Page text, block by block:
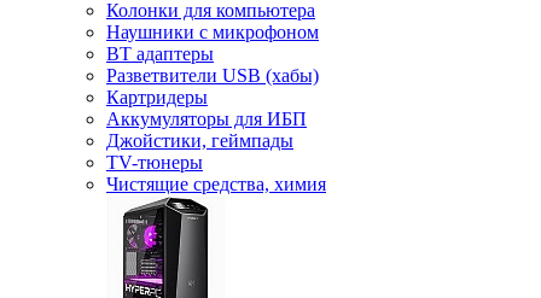
Колонки для компьютера
Наушники с микрофоном
BT адаптеры
Разветвители USB (хабы)
Картридеры
Аккумуляторы для ИБП
Джойстики, геймпады
TV-тюнеры
Чистящие средства, химия